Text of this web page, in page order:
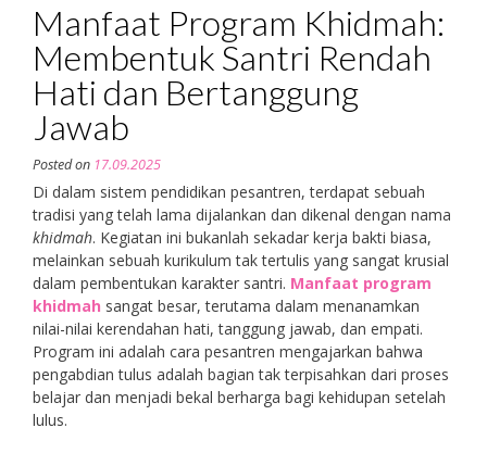
Manfaat Program Khidmah:
Membentuk Santri Rendah
Hati dan Bertanggung
Jawab
Posted on 17.09.2025
Di dalam sistem pendidikan pesantren, terdapat sebuah
tradisi yang telah lama dijalankan dan dikenal dengan nama
khidmah. Kegiatan ini bukanlah sekadar kerja bakti biasa,
melainkan sebuah kurikulum tak tertulis yang sangat krusial
dalam pembentukan karakter santri. Manfaat program
khidmah sangat besar, terutama dalam menanamkan
nilai-nilai kerendahan hati, tanggung jawab, dan empati.
Program ini adalah cara pesantren mengajarkan bahwa
pengabdian tulus adalah bagian tak terpisahkan dari proses
belajar dan menjadi bekal berharga bagi kehidupan setelah
lulus.